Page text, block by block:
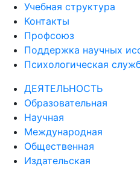
Учебная структура
Контакты
Профсоюз
Поддержка научных
Психологическая
ДЕЯТЕЛЬНОСТЬ
Образовательная
Научная
Международная
Общественная
Издательская